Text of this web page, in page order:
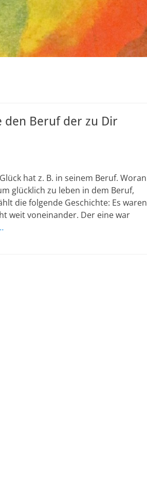
den Beruf der zu Dir
hat z. B. in seinem Beruf. Woran
glücklich zu leben in dem Beruf,
die folgende Geschichte: Es waren
weit voneinander. Der eine war